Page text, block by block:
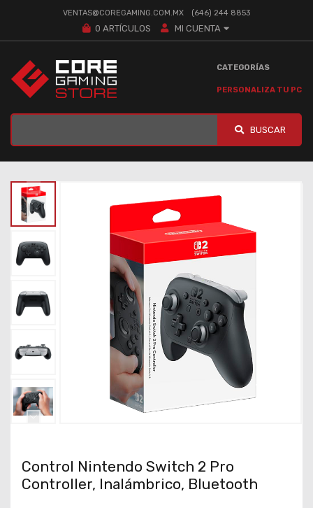
VENTAS@COREGAMING.COM.MX (646) 244 8853
0 ARTÍCULOS MI CUENTA
CATEGORÍAS
PERSONALIZA TU PC
BUSCAR
Control Nintendo Switch 2 Pro
Controller, Inalámbrico, Bluetooth